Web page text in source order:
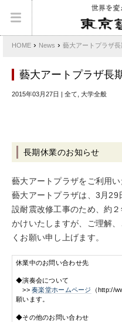
HOME › News › 藝大アートプラザ
藝大アートプラザ長
2015年03月27日 | 全て, 大学全般
長期休業のお知らせ
藝大アートプラザをご利用
藝大アートプラザは、3月
設耐震改修工事のため、約
かけいたしますが、ご理解
くお願い申し上げます。
休業中のお問い合わせ先
◆演奏会について
>>奏楽堂ホームページ
（http://
願います。
◆その他のお問い合わせ